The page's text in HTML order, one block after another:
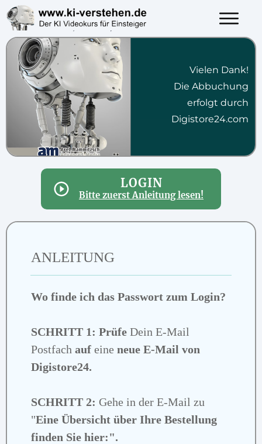
Vielen Dank!
Die Abbuchung
erfolgt durch
Digistore24.com
LOGIN
Bitte zuerst Anleitung lesen!
ANLEITUNG
Wo finde ich das Passwort zum Login?
SCHRITT 1: Prüfe Dein E-Mail
Postfach auf eine neue E-Mail von
Digistore24.
SCHRITT 2: Gehe in der E-Mail zu
"Eine Übersicht über Ihre Bestellung
finden Sie hier:".